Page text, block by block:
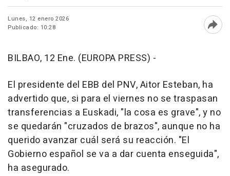
Lunes, 12 enero 2026
Publicado: 10:28
BILBAO, 12 Ene. (EUROPA PRESS) -
El presidente del EBB del PNV, Aitor Esteban, ha
advertido que, si para el viernes no se traspasan
transferencias a Euskadi, "la cosa es grave", y no
se quedarán "cruzados de brazos", aunque no ha
querido avanzar cuál será su reacción. "El
Gobierno español se va a dar cuenta enseguida",
ha asegurado.